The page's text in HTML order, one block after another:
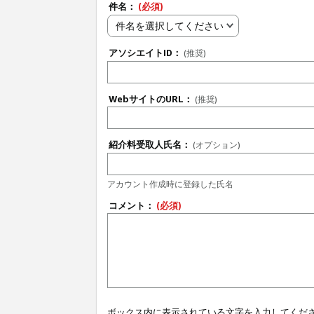
件名： (必須)
件名を選択してください
アソシエイトID： (推奨)
WebサイトのURL： (推奨)
紹介料受取人氏名： (オプション)
アカウント作成時に登録した氏名
コメント： (必須)